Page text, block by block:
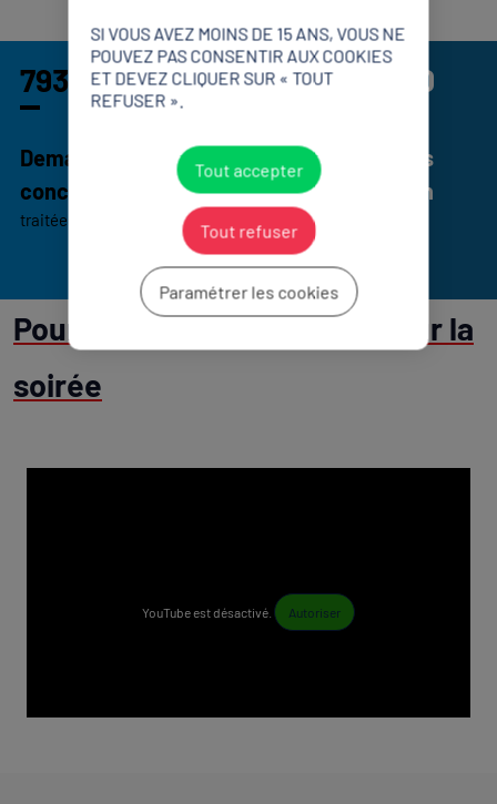
7931
Demandes de
conciliation
traitées depuis 1992
300 et 500
estimation des
saisines par an
Pour finir retour en images sur la
soirée
YouTube est désactivé. Autoriser
SI VOUS AVEZ MOINS DE 15 ANS, VOUS NE
POUVEZ PAS CONSENTIR AUX COOKIES
ET DEVEZ CLIQUER SUR « TOUT
REFUSER ».
Tout accepter
Tout refuser
Paramétrer les cookies